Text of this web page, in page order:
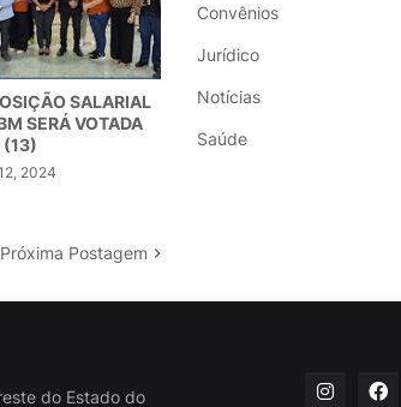
SALARIAL
SERÁ VOTADA
(13)
2024
Próxima Postagem
Convênios
Jurídico
Notícias
Saúde
do Estado do